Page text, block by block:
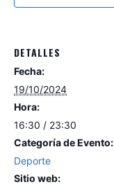
DETALLES
Fecha:
19/10/2024
Hora:
16:30 / 23:30
Categoría de Evento:
Deporte
Sitio web: